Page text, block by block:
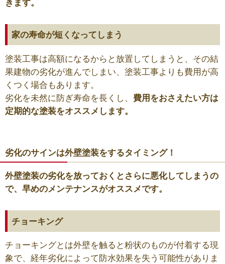
きます。
家の寿命が短くなってしまう
塗装工事は高額になるからと放置してしまうと、その結
果建物の劣化が進んでしまい、塗装工事よりも費用が高
くつく場合もあります。
劣化を未然に防ぎ寿命を長くし、 費用をおさえたい方は
定期的な塗装をオススメします。
劣化のサインは外壁塗装をするタイミング！
外壁塗装の劣化を放っておくとさらに悪化してしまうの
で、早めのメンテナンスがオススメです。
チョーキング
チョーキングとは外壁を触ると粉状のものが付着する現
象で、経年劣化によって防水効果を失う可能性がありま